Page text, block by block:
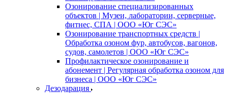
Озонирование специализированных
объектов | Музеи, лаборатории, серверные,
фитнес, СПА | ООО «Юг СЭС»
Озонирование транспортных средств |
Обработка озоном фур, автобусов, вагонов,
судов, самолетов | ООО «Юг СЭС»
Профилактическое озонирование и
абонемент | Регулярная обработка озоном для
бизнеса | ООО «Юг СЭС»
Дезодарация